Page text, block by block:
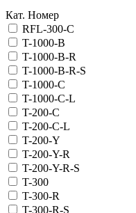
Кат. Номер
RFL-300-C
T-1000-B
T-1000-B-R
T-1000-B-R-S
T-1000-C
T-1000-C-L
T-200-C
T-200-C-L
T-200-Y
T-200-Y-R
T-200-Y-R-S
T-300
T-300-R
T-300-R-S